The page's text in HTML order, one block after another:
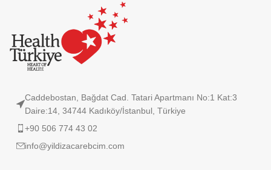
Caddebostan, Bağdat Cad. Tatari Apartmanı No:1 Kat:3
Daire:14, 34744 Kadıköy/İstanbul, Türkiye
+90 506 774 43 02
info@yildizacarebcim.com